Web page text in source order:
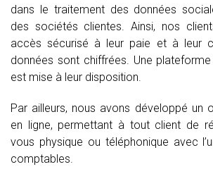
dans le traitement des données
des sociétés clientes. Ainsi, nos
accès sécurisé à leur paie et à leur
données sont chiffrées. Une
est mise à leur disposition.
Par ailleurs, nous avons développé un
en ligne, permettant à tout client de
vous physique ou téléphonique avec
comptables.